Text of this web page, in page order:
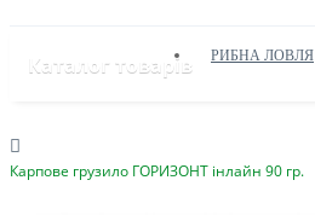
Каталог товарів РИБНА ЛОВЛЯ
Карпове грузило ГОРИЗОНТ інлайн 90 гр.